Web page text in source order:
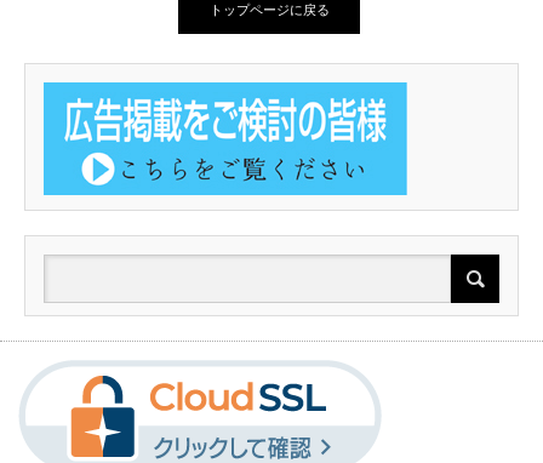
トップページに戻る